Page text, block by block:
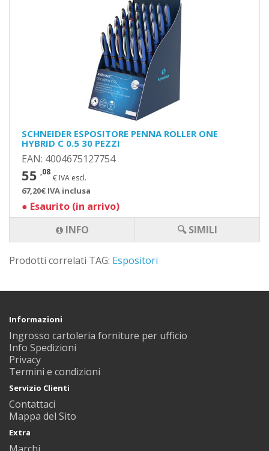
SCHNEIDER ESPOSITORE PENNA ROLLER ONE
HYBRID C 0.5 30 PEZZI
EAN: 4004675127754
55 ,08
€ IVA escl.
67,20€ IVA inclusa
● Esaurito (in arrivo)
INFO
🔍 SIMILI
Prodotti correlati TAG: Espositori
Informazioni
Ingrosso cartoleria forniture per ufficio
Info Spedizioni
Privacy
Termini e condizioni
Servizio Clienti
Contattaci
Mappa del Sito
Extra